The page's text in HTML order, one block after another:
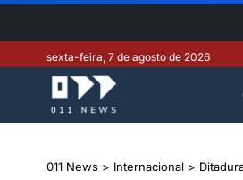
sexta-feira, 7 de agosto de 2026
011 News > Internacional >